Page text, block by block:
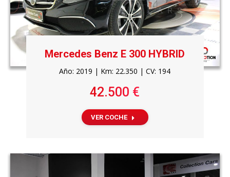
Mercedes Benz E 300 HYBRID
Año: 2019 | Km: 22.350 | CV: 194
42.500 €
VER COCHE